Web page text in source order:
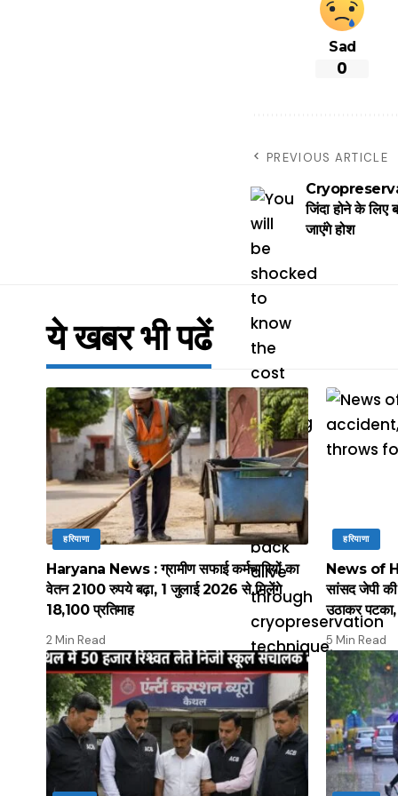
Sad
0
PREVIOUS ARTICLE
जिंदा होने के लिए
जाएंगे होश
ये खबर भी पढें
हरियाणा
Haryana News : ग्रामीण सफाई कर्मचारियों का
वेतन 2100 रुपये बढ़ा, 1 जुलाई 2026 से मिलेंगे
18,100 प्रतिमाह
2 Min Read
हरियाणा
News of
सांसद जेपी की
उठाकर
5 Min Read